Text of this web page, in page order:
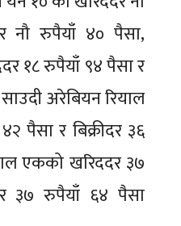
नौ रुपैयाँ ४० पैसा,
१८ रुपैयाँ ९४ पैसा र
अरेबियन रियाल
पैसा र बिक्रीदर ३६
एकको खरिददर ३७
३७ रुपैयाँ ६४ पैसा